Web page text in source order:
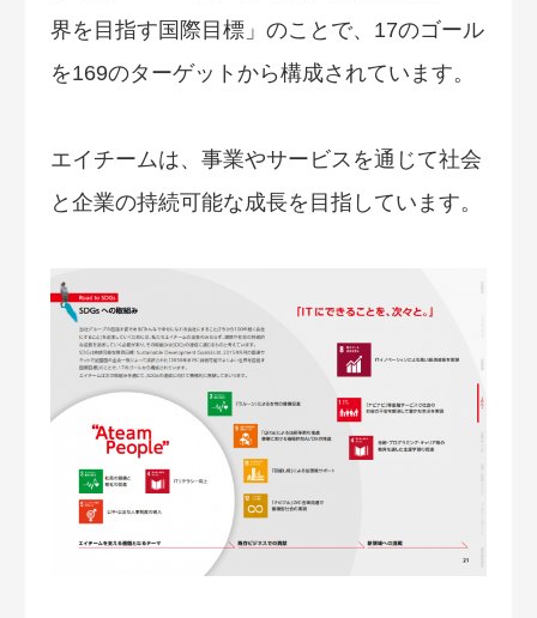
界を目指す国際目標」のことで、17のゴール
を169のターゲットから構成されています。
エイチームは、事業やサービスを通じて社会
と企業の持続可能な成長を目指しています。